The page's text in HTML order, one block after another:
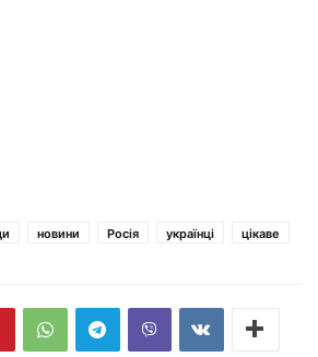
новини Росія українці цікаве